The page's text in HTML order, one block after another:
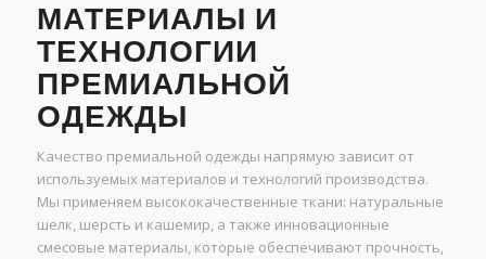
МАТЕРИАЛЫ И
ТЕХНОЛОГИИ
ПРЕМИАЛЬНОЙ
ОДЕЖДЫ
Качество премиальной одежды напрямую зависит от
используемых материалов и технологий производства.
Мы применяем высококачественные ткани: натуральные
шелк, шерсть и кашемир, а также инновационные
смесовые материалы, которые обеспечивают прочность,